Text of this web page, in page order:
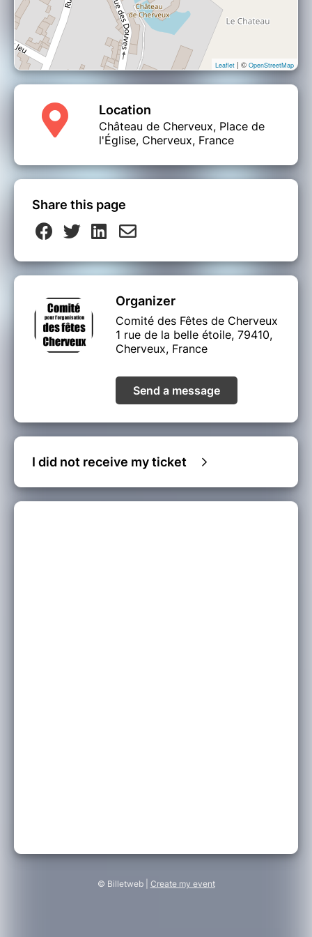
Leaflet | © OpenStreetMap
Location
Château de Cherveux, Place de
l'Église, Cherveux, France
Share this page
Organizer
Comité des Fêtes de Cherveux
1 rue de la belle étoile, 79410,
Cherveux, France
Send a message
I did not receive my ticket
© Billetweb | Create my event